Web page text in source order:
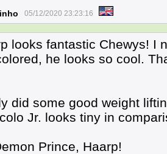
05/12/2020 23:23:16
looks fantastic Chewys! I
he looks so cool.
did some good weight
Jr. looks tiny in
Prince, Haarp!